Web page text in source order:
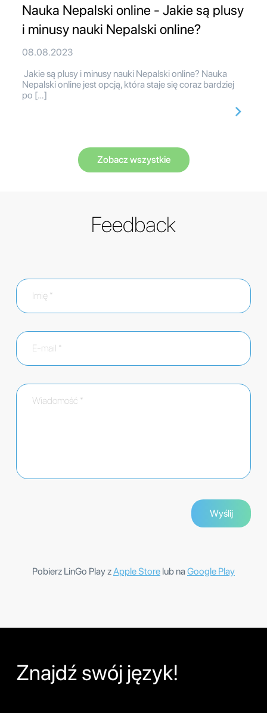
Nauka Nepalski online - Jakie są plusy
i minusy nauki Nepalski online?
08.08.2023
Jakie są plusy i minusy nauki Nepalski online? Nauka
Nepalski online jest opcją, która staje się coraz bardziej
po […]
Zobacz wszystkie
Feedback
Pobierz LinGo Play zApple Store lub naGoogle Play
Znajdź swój język!